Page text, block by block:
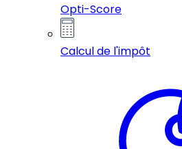
Opti-Score
Calcul de l'impôt